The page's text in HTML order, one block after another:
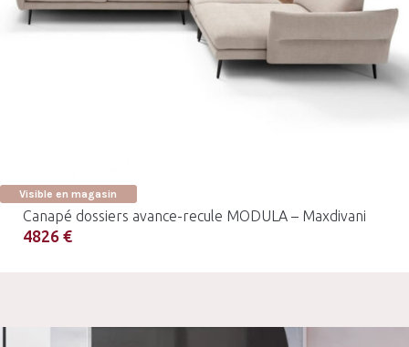
Visible en magasin
Canapé dossiers avance-recule MODULA – Maxdivani
4826 €